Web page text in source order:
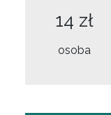
14 zł
osoba